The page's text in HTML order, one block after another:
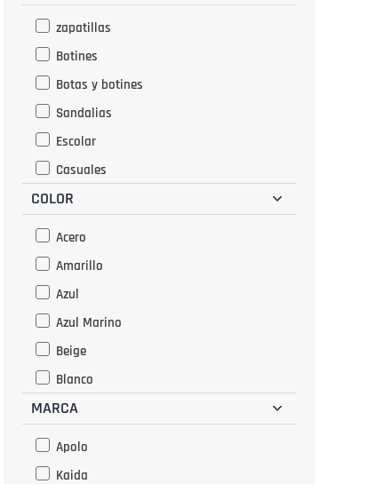
zapatillas
Botines
Botas y botines
Sandalias
Escolar
Casuales
COLOR
Acero
Amarillo
Azul
Azul Marino
Beige
Blanco
Cafe
MARCA
Apolo
Kaida